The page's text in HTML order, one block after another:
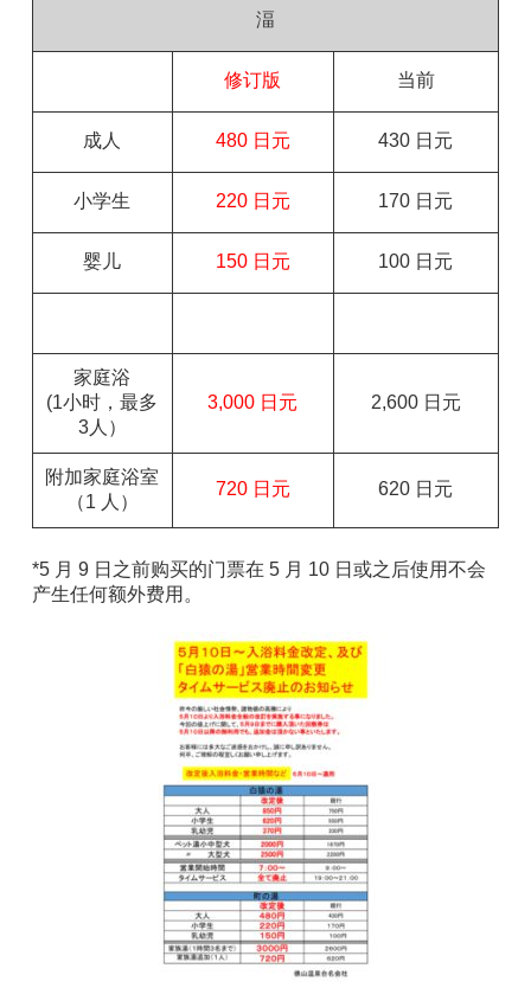
湢
修订版 当前
成人 480 日元 430 日元
小学生 220 日元 170 日元
婴儿 150 日元 100 日元
家庭浴
(1小时，最多
3人）
3,000 日元 2,600 日元
附加家庭浴室
（1 人）
720 日元 620 日元
*5 月 9 日之前购买的门票在 5 月 10 日或之后使用不会
产生任何额外费用。